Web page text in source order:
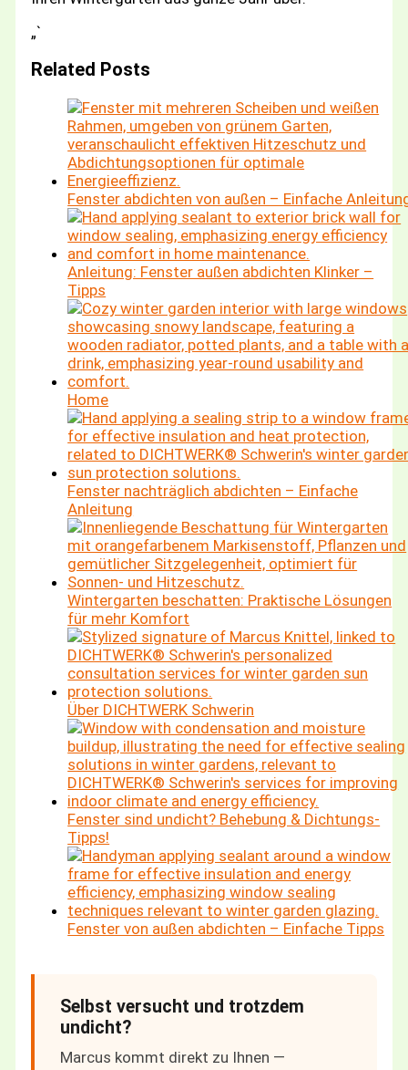
„`
Related Posts
Fenster abdichten von außen – Einfache
Anleitung: Fenster außen abdichten Klinker –
Tipps
Home
Fenster nachträglich abdichten – Einfache
Anleitung
Wintergarten beschatten: Praktische Lösungen
für mehr Komfort
Über DICHTWERK Schwerin
Fenster sind undicht? Behebung & Dichtungs-
Tipps!
Fenster von außen abdichten – Einfache Tipps
Selbst versucht und trotzdem
undicht?
Marcus kommt direkt zu Ihnen —